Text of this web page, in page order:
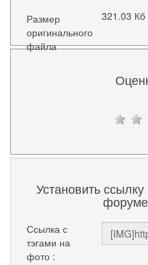
Размер
оригинального
файла
321.03 Кб
Установить
Ссылка с
тэгами на
фото :